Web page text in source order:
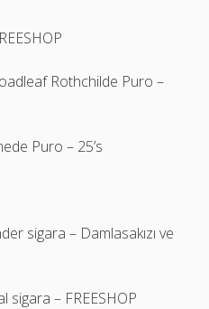
Rothchilde Puro –
Puro – 25’s
sigara – Damlasakızı ve
– FREESHOP